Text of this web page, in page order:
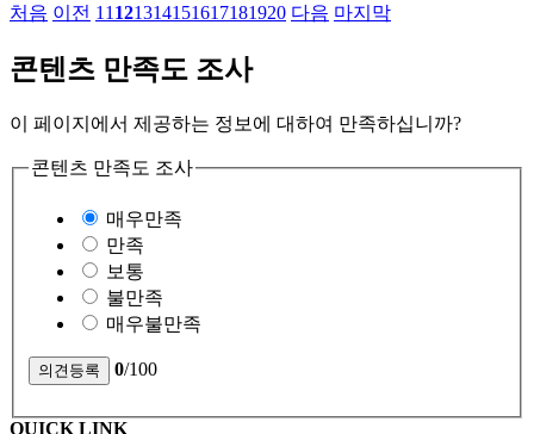
처음 이전 11 121314151617181920 다음 마지막
콘텐츠 만족도 조사
이 페이지에서 제공하는 정보에 대하여 만족하십니까?
콘텐츠 만족도 조사
매우만족
만족
보통
불만족
매우불만족
0/100
QUICK LINK